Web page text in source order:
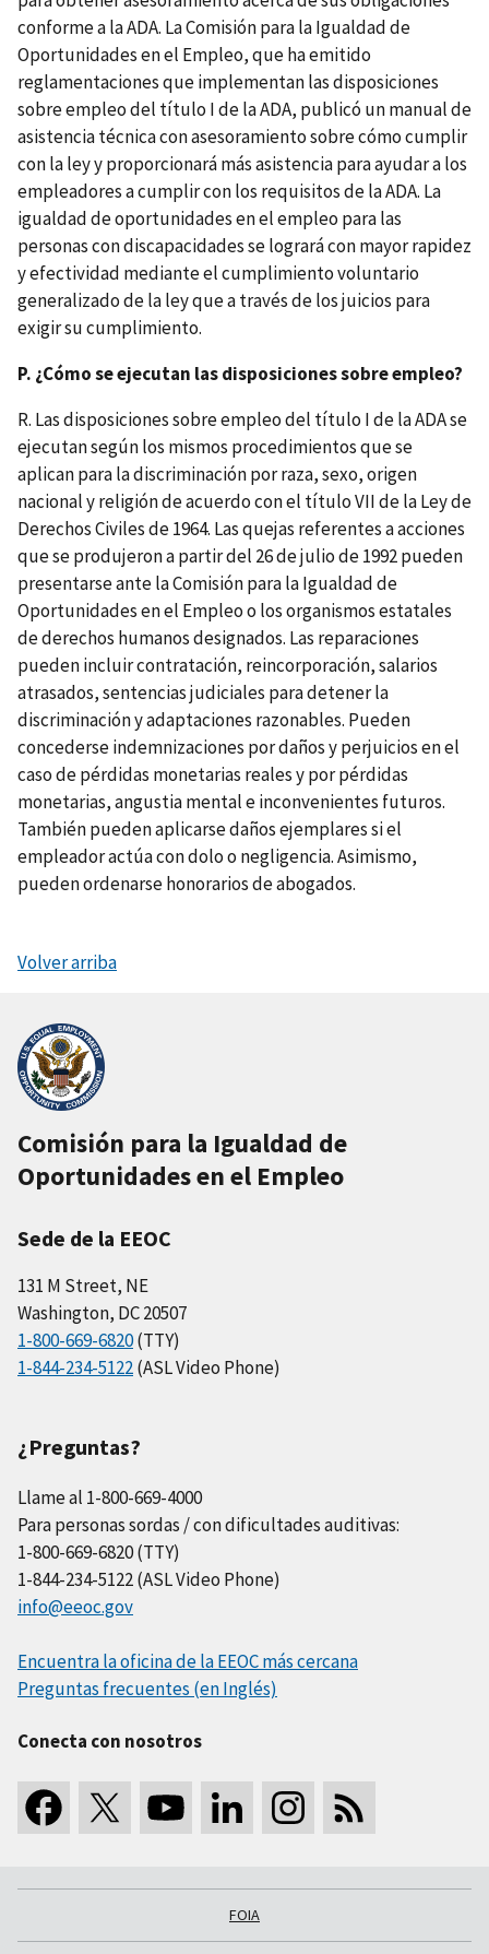
conforme a la ADA. La Comisión para la Igualdad de
Oportunidades en el Empleo, que ha emitido
reglamentaciones que implementan las disposiciones
sobre empleo del título I de la ADA, publicó un manual de
asistencia técnica con asesoramiento sobre cómo cumplir
con la ley y proporcionará más asistencia para ayudar a los
empleadores a cumplir con los requisitos de la ADA. La
igualdad de oportunidades en el empleo para las
personas con discapacidades se logrará con mayor rapidez
y efectividad mediante el cumplimiento voluntario
generalizado de la ley que a través de los juicios para
exigir su cumplimiento.
P. ¿Cómo se ejecutan las disposiciones sobre empleo?
R. Las disposiciones sobre empleo del título I de la ADA se
ejecutan según los mismos procedimientos que se
aplican para la discriminación por raza, sexo, origen
nacional y religión de acuerdo con el título VII de la Ley de
Derechos Civiles de 1964. Las quejas referentes a acciones
que se produjeron a partir del 26 de julio de 1992 pueden
presentarse ante la Comisión para la Igualdad de
Oportunidades en el Empleo o los organismos estatales
de derechos humanos designados. Las reparaciones
pueden incluir contratación, reincorporación, salarios
atrasados, sentencias judiciales para detener la
discriminación y adaptaciones razonables. Pueden
concederse indemnizaciones por daños y perjuicios en el
caso de pérdidas monetarias reales y por pérdidas
monetarias, angustia mental e inconvenientes futuros.
También pueden aplicarse daños ejemplares si el
empleador actúa con dolo o negligencia. Asimismo,
pueden ordenarse honorarios de abogados.
Volver arriba
Comisión para la Igualdad de
Oportunidades en el Empleo
Sede de la EEOC
131 M Street, NE
Washington, DC 20507
1-800-669-6820(TTY)
1-844-234-5122(ASL Video Phone)
¿Preguntas?
Llame al 1-800-669-4000
Para personas sordas / con dificultades auditivas:
1-800-669-6820 (TTY)
1-844-234-5122 (ASL Video Phone)
info@eeoc.gov
Encuentra la oficina de la EEOC más cercana
Preguntas frecuentes (en Inglés)
Conecta con nosotros
FOIA